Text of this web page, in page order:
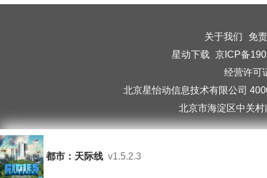
关于我们
免
星动下载 京ICP备
经营许可
北京星怡动信息技术有限公司
北京市海淀区中关
都市：天际线 v1.5.2.3